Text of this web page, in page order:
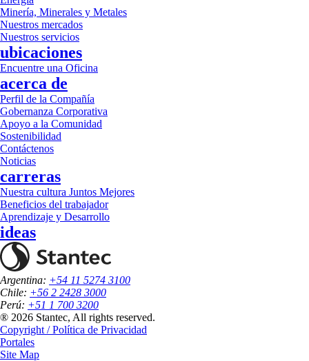
Minería, Minerales y Metales
Nuestros mercados
Nuestros servicios
ubicaciones
Encuentre una Oficina
acerca de
Perfil de la Compañía
Gobernanza Corporativa
Apoyo a la Comunidad
Sostenibilidad
Contáctenos
Noticias
carreras
Nuestra cultura Juntos Mejores
Beneficios del trabajador
Aprendizaje y Desarrollo
ideas
Argentina: +54 11 5274 3100
Chile: +56 2 2428 3000
Perú: +51 1 700 3200
® 2026 Stantec, All rights reserved.
Copyright / Política de Privacidad
Portales
Site Map